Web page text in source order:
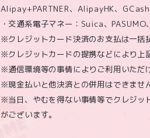
Alipay+PARTNER、AlipayHK、
・交通系電子マネー：Suica、
※クレジットカード決済のお支払は一括
※クレジットカードの提携などにより上
※通信環境等の事情によりご利用いただ
※現金払いと他決済との併用はできませ
※当日、やむを得ない事情等でクレジッ
がございます。